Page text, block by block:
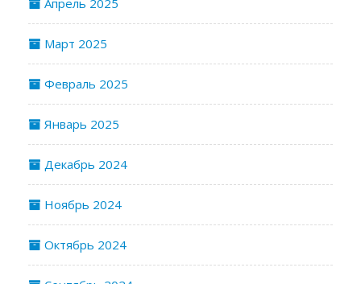
Март 2025
Февраль 2025
Январь 2025
Декабрь 2024
Ноябрь 2024
Октябрь 2024